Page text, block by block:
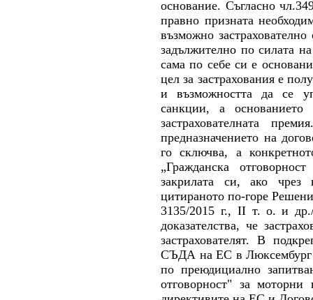
основание. Съгласно
правно призната
възможно застрахователно
задължително по силата
сама по себе си е
цел за застрахования е
и възможността да се
санкции, а основанието
застрахователната
предназначението на
го сключва, а
„Гражданска
закрилата си, ако
цитираното по-горе
3135/2015 г., II т. о. и
доказателства, че
застрахователят. В
СЪДА на ЕС в Люксембург
по преюдициално
отговорност" за моторни